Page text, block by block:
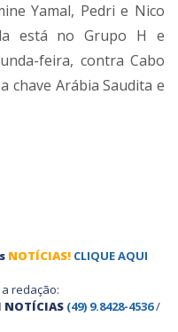
Yamal, Pedri e Nico
está no Grupo H e
feira, contra Cabo
chave Arábia Saudita e
NOTÍCIAS! CLIQUE AQUI
redação:
(49) 9.8428-4536/